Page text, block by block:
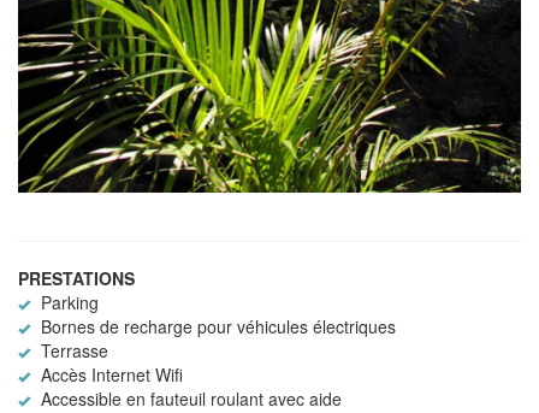
PRESTATIONS
Parking
Bornes de recharge pour véhicules électriques
Terrasse
Accès Internet Wifi
Accessible en fauteuil roulant avec aide